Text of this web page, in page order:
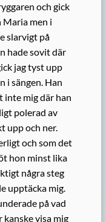
och gick
men i
slarvigt på
hade sovit där
jag tyst upp
i sängen. Han
inte mig där han
polerad av
upp och ner.
och som det
hon minst lika
några steg
upptäcka mig.
på vad
kanske visa mig